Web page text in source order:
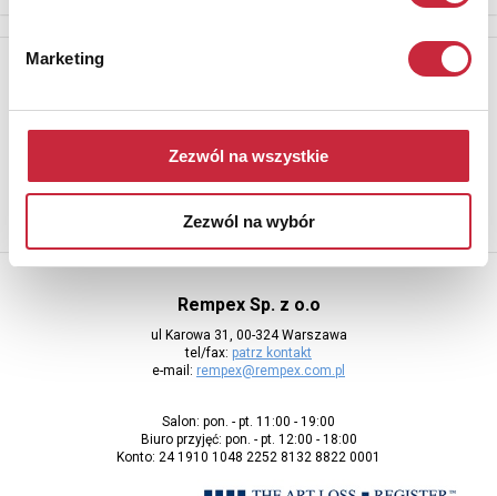
Marketing
Zezwól na wszystkie
Zezwól na wybór
Rempex Sp. z o.o
ul Karowa 31, 00-324 Warszawa
tel/fax: patrz kontakt
e-mail: rempex@rempex.com.pl
Salon: pon. - pt. 11:00 - 19:00
Biuro przyjęć: pon. - pt. 12:00 - 18:00
Konto: 24 1910 1048 2252 8132 8822 0001